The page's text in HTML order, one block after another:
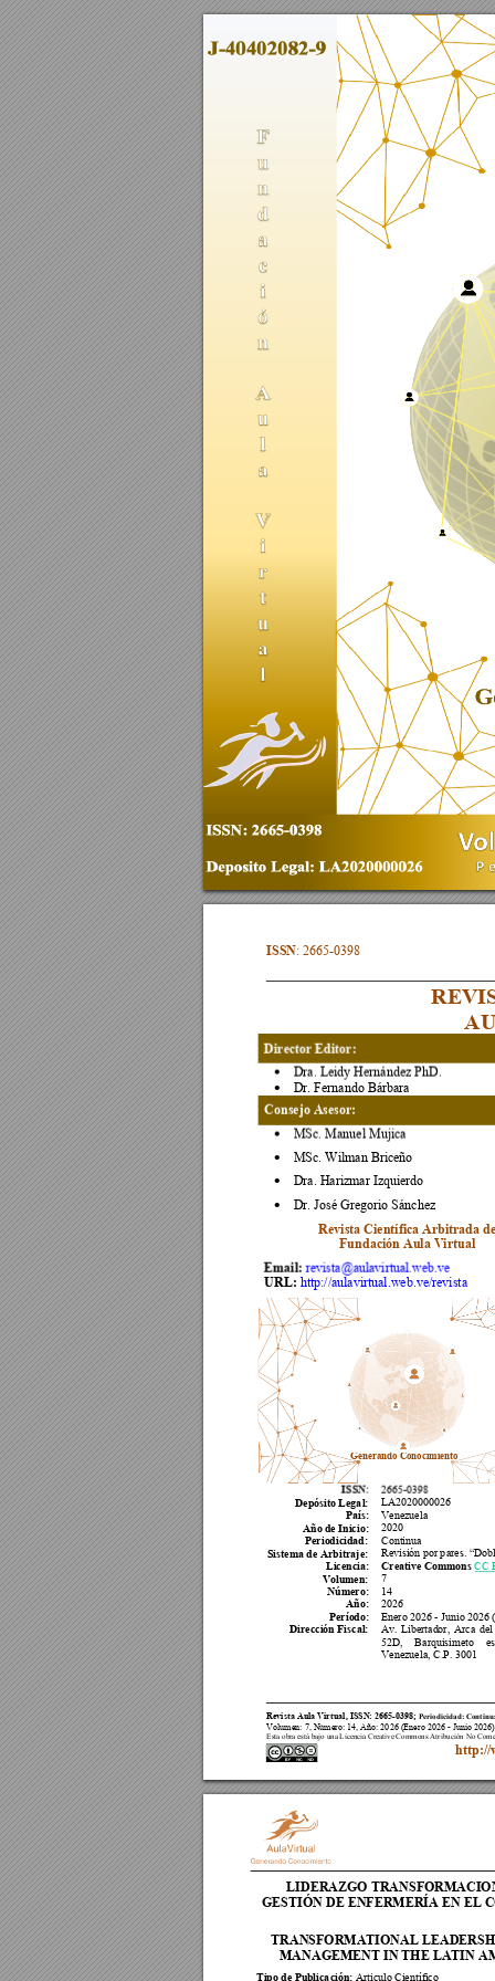
Est
1(732
http://
ISSN: 2665-0398
Revista Aula Virtual, ISSN: 2665-0398; Periodicidad:
Volumen: 7, Número: 1 4, Año: 2026 (Enero 2026 - Junio 2026
Esta obra está bajo una Licencia Creative Commons Atribución No
http://
Director Editor:
• Dra. Leidy Hernández PhD.
• Dr. Fernando Bárbara
Consejo Asesor:
• MSc. Manuel Mujica
• MSc. Wilman Briceño
• Dra. Harizmar Izquierdo
• Dr. José Gregorio Sánchez
Revista Científica Arbitrada
Fundación Aula Virtual
Email: revista@aulavirtual.web.ve
URL: http://aulavirtual.web.ve/revista
ISSN:
Depósito Legal:
País:
Año de Inicio:
Periodicidad:
Sistema de Arbitraje:
Licencia:
Volumen:
Número:
Año:
Período:
Dirección Fiscal:
2665-0398
LA2020000026
Venezuela
2020
Continua
Revisión por pares.
Creative Commons CC
7
14
2026
Enero 2026 - Junio 2026
Av. Libertador, Arca del
52D,
Barquisimeto
Venezuela, C.P. 3001
Generando Conocimiento
LIDERAZGO
GESTIÓN DE ENFERMERÍA EN EL
TRANSFORMATIONAL
MANAGEMENT IN THE LATIN
Tipo de Publicación: Articulo Científico